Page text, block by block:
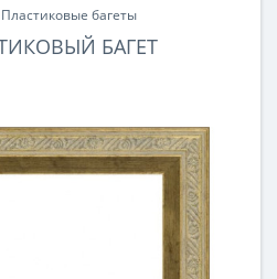
Пластиковые багеты
БАГЕТ